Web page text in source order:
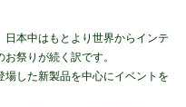
本中はもとより世界からインテ
祭りが続く訳です。
した新製品を中心にイベントを